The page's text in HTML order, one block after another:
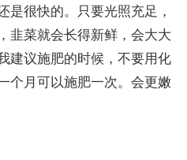
是很快的。只要光照充足，
韭菜就会长得新鲜，会大大
建议施肥的时候，不要用化
个月可以施肥一次。会更嫩